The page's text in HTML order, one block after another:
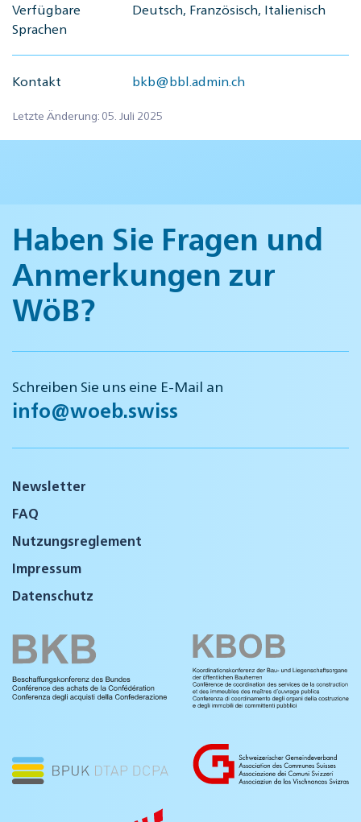
Verfügbare
Sprachen
Deutsch, Französisch, Italienisch
Kontakt bkb@bbl.admin.ch
Letzte Änderung: 05. Juli 2025
Haben Sie Fragen und
Anmerkungen zur
WöB?
Schreiben Sie uns eine E-Mail an
info@woeb.swiss
Newsletter
FAQ
Nutzungsreglement
Impressum
Datenschutz